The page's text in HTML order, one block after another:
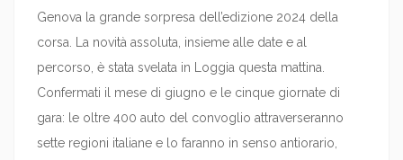
Genova la grande sorpresa dell’edizione 2024 della
corsa. La novità assoluta, insieme alle date e al
percorso, è stata svelata in Loggia questa mattina.
Confermati il mese di giugno e le cinque giornate di
gara: le oltre 400 auto del convoglio attraverseranno
sette regioni italiane e lo faranno in senso antiorario,